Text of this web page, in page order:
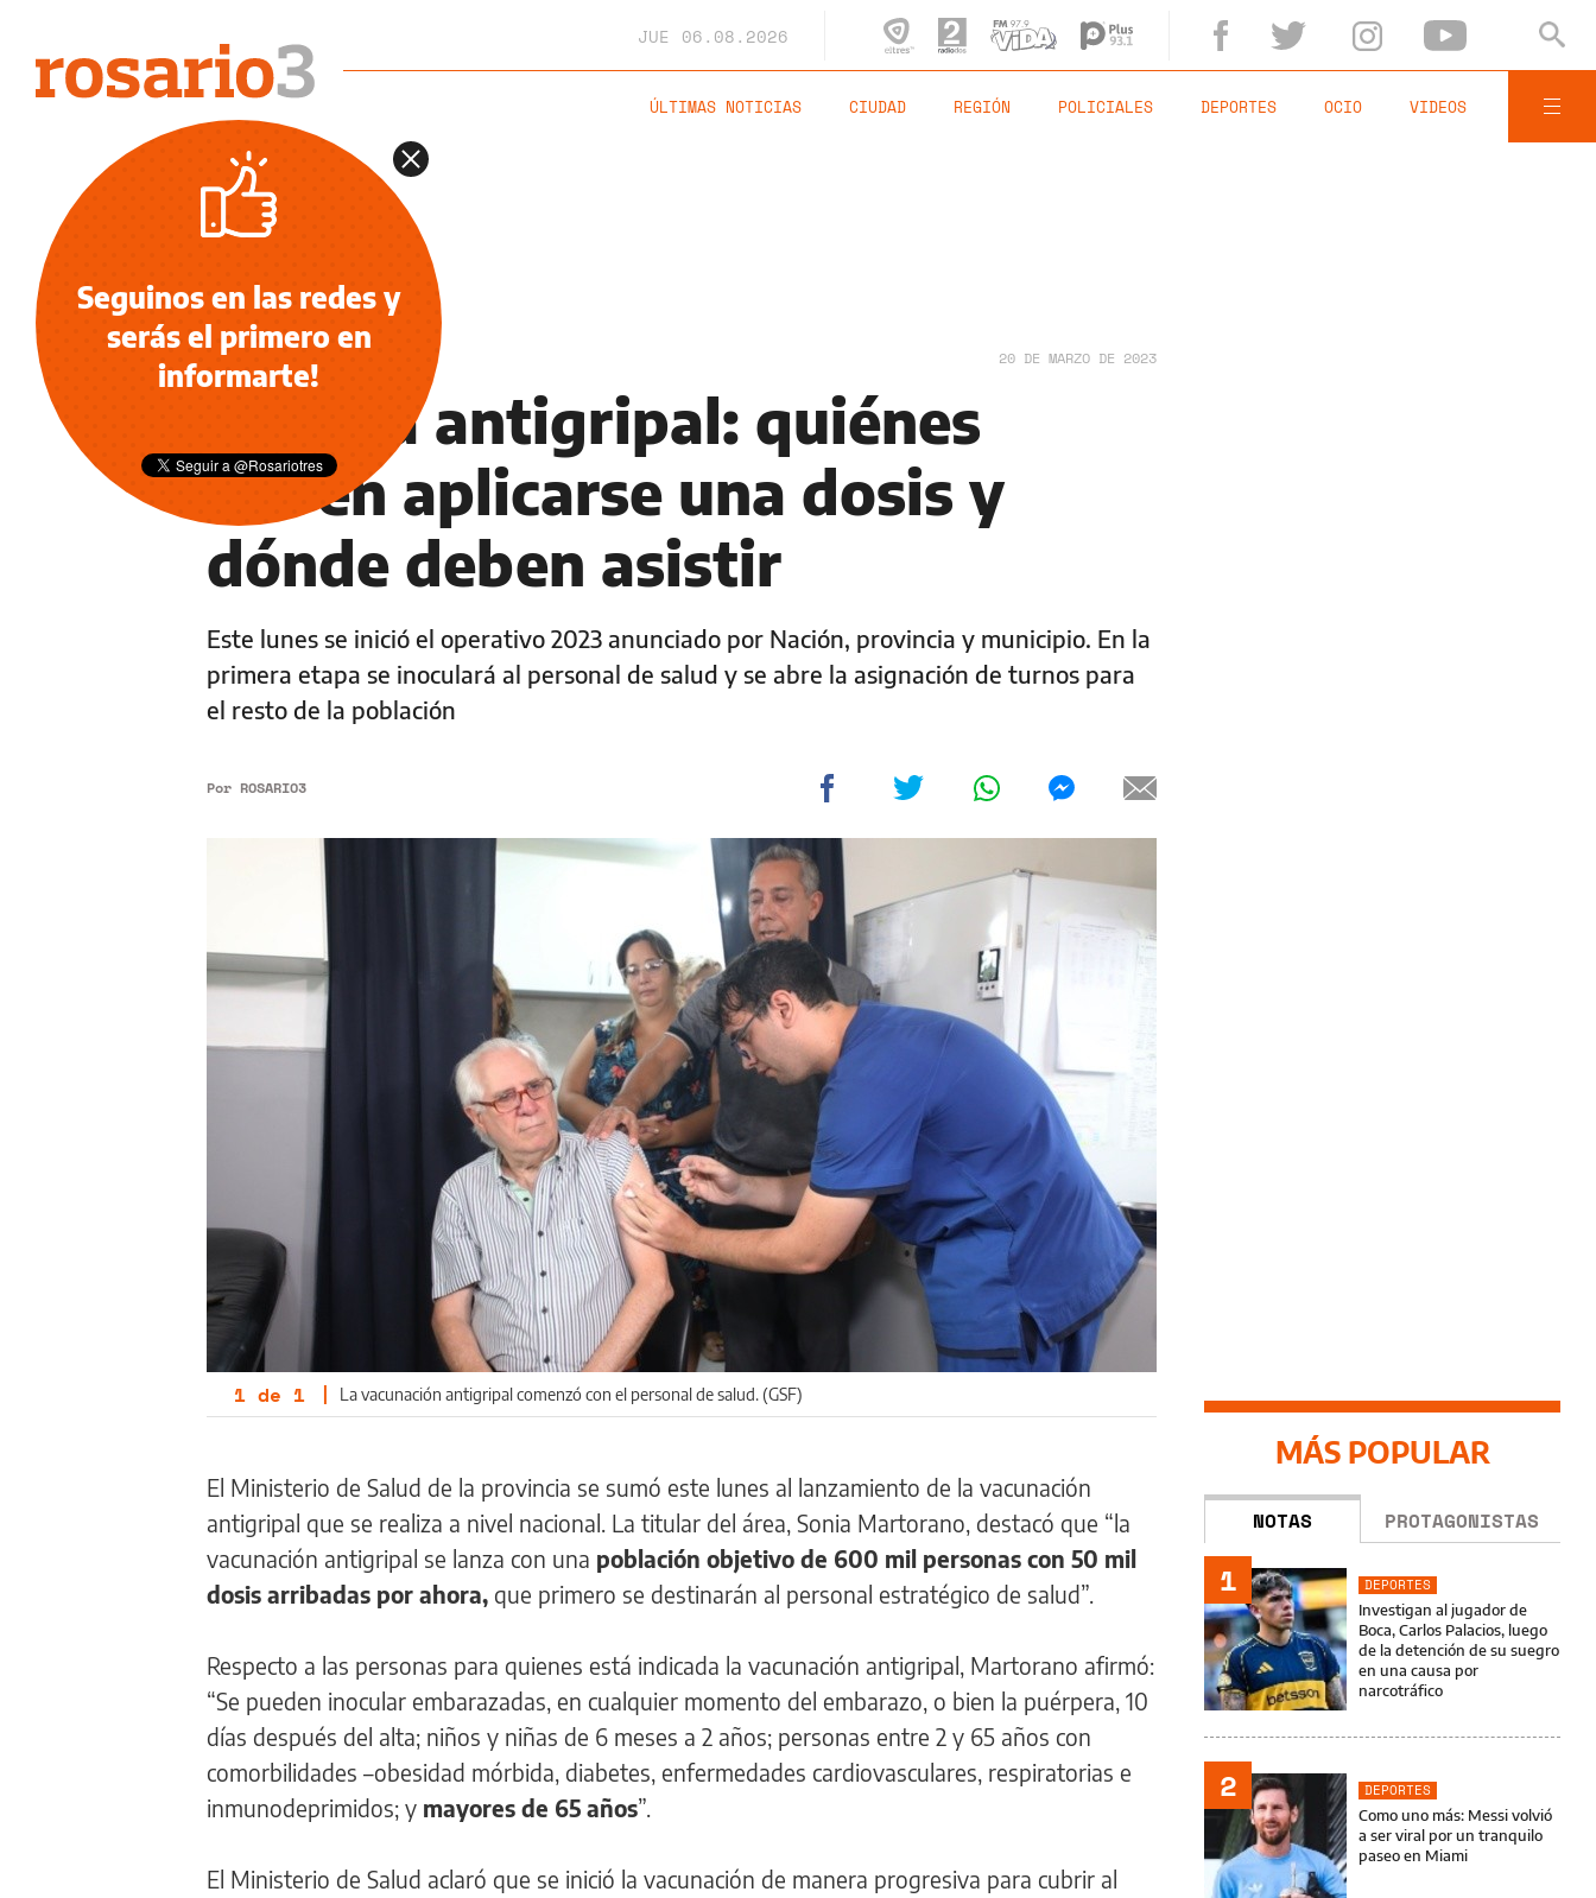
JUE 06.08.2026
ÚLTIMAS NOTICIAS CIUDAD REGIÓN POLICIALES DEPORTES OCIO VIDEOS
INFORMACIÓN GENERAL 20 DE MARZO DE 2023
Vacuna antigripal: quiénes
deben aplicarse una dosis y
dónde deben asistir
Este lunes se inició el operativo 2023 anunciado por Nación, provincia y municipio. En la
primera etapa se inoculará al personal de salud y se abre la asignación de turnos para
el resto de la población
Por ROSARIO3
1 de 1 | La vacunación antigripal comenzó con el personal de salud. (GSF)
El Ministerio de Salud de la provincia se sumó este lunes al lanzamiento de la vacunación
antigripal que se realiza a nivel nacional. La titular del área, Sonia Martorano, destacó que “la
vacunación antigripal se lanza con una población objetivo de 600 mil personas con 50 mil
dosis arribadas por ahora, que primero se destinarán al personal estratégico de salud”.
Respecto a las personas para quienes está indicada la vacunación antigripal, Martorano afirmó:
“Se pueden inocular embarazadas, en cualquier momento del embarazo, o bien la puérpera, 10
días después del alta; niños y niñas de 6 meses a 2 años; personas entre 2 y 65 años con
comorbilidades –obesidad mórbida, diabetes, enfermedades cardiovasculares, respiratorias e
inmunodeprimidos; y mayores de 65 años”.
El Ministerio de Salud aclaró que se inició la vacunación de manera progresiva para cubrir al
MÁS POPULAR
NOTAS PROTAGONISTAS
1
DEPORTES
Investigan al jugador de
Boca, Carlos Palacios, luego
de la detención de su suegro
en una causa por
narcotráfico
2
DEPORTES
Como uno más: Messi volvió
a ser viral por un tranquilo
paseo en Miami
Seguinos en las redes y
serás el primero en
informarte!